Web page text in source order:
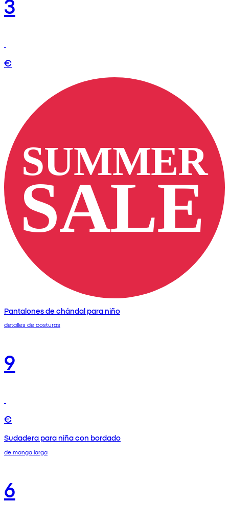
€
Pantalones de chándal para niño
detalles de costuras
9
€
Sudadera para niña con bordado
de manga larga
6